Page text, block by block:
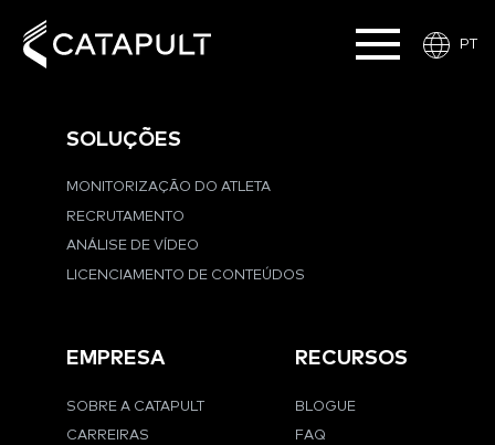
PT
SOLUÇÕES
MONITORIZAÇÃO DO ATLETA
RECRUTAMENTO
ANÁLISE DE VÍDEO
LICENCIAMENTO DE CONTEÚDOS
EMPRESA
SOBRE A CATAPULT
CARREIRAS
RECURSOS
BLOGUE
FAQ